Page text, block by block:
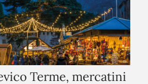
Terme, mercatini